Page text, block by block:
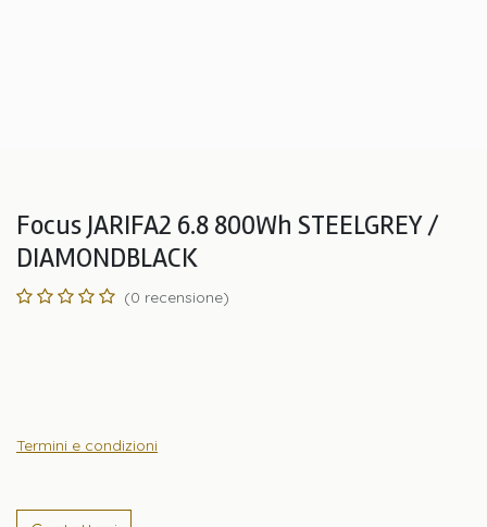
Focus JARIFA2 6.8 800Wh STEELGREY /
DIAMONDBLACK
(0 recensione)
Termini e condizioni